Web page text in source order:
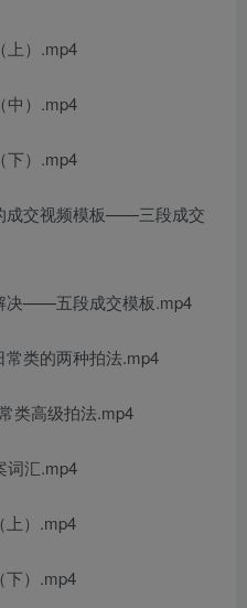
上）.mp4
中）.mp4
下）.mp4
成交视频模板——三段成交
决——五段成交模板.mp4
类的两种拍法.mp4
类高级拍法.mp4
词汇.mp4
上）.mp4
下）.mp4